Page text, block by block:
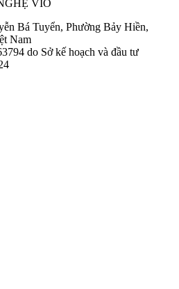
VIO
Bá Tuyển, Phường Bảy Hiền,
Nam
do Sở kế hoạch và đầu tư